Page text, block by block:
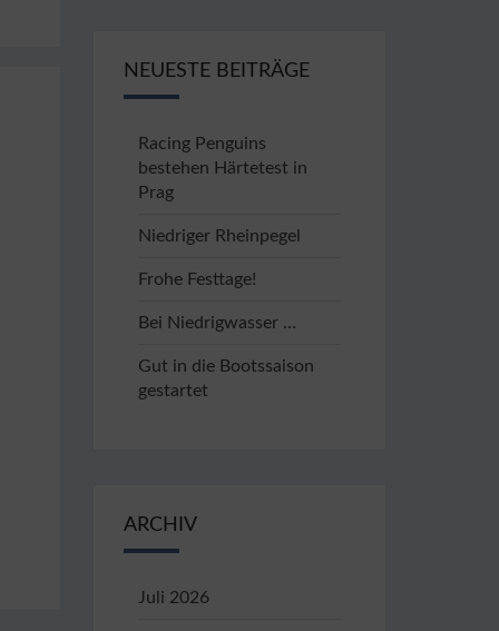
NEUESTE BEITRÄGE
Racing Penguins
bestehen Härtetest in
Prag
Niedriger Rheinpegel
Frohe Festtage!
Bei Niedrigwasser …
Gut in die Bootssaison
gestartet
ARCHIV
Juli 2026